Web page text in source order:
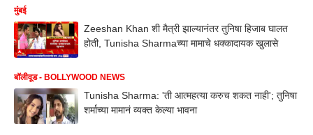
मुंबई
Zeeshan Khan शी मैत्री झाल्यानंतर तुनिषा हिजाब घालत
होती, Tunisha Sharmaच्या मामाचे धक्कादायक खुलासे
बॉलीवूड - BOLLYWOOD NEWS
Tunisha Sharma: 'ती आत्महत्या करुच शकत नाही'; तुनिषा
शर्माच्या मामानं व्यक्त केल्या भावना